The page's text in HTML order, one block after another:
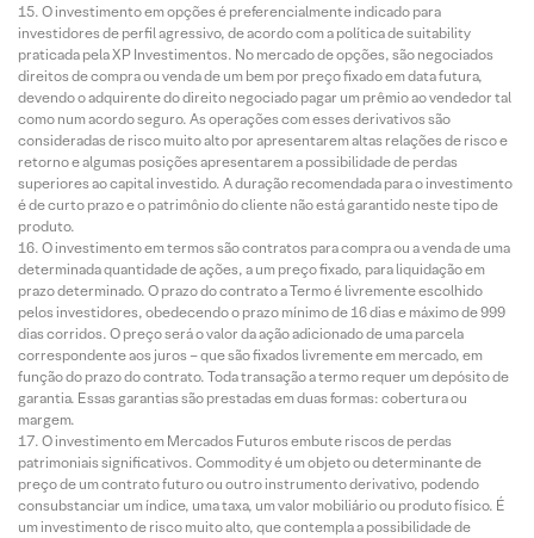
O investimento em opções é preferencialmente indicado para
investidores de perfil agressivo, de acordo com a política de suitability
praticada pela XP Investimentos. No mercado de opções, são negociados
direitos de compra ou venda de um bem por preço fixado em data futura,
devendo o adquirente do direito negociado pagar um prêmio ao vendedor tal
como num acordo seguro. As operações com esses derivativos são
consideradas de risco muito alto por apresentarem altas relações de risco e
retorno e algumas posições apresentarem a possibilidade de perdas
superiores ao capital investido. A duração recomendada para o investimento
é de curto prazo e o patrimônio do cliente não está garantido neste tipo de
produto.
O investimento em termos são contratos para compra ou a venda de uma
determinada quantidade de ações, a um preço fixado, para liquidação em
prazo determinado. O prazo do contrato a Termo é livremente escolhido
pelos investidores, obedecendo o prazo mínimo de 16 dias e máximo de 999
dias corridos. O preço será o valor da ação adicionado de uma parcela
correspondente aos juros – que são fixados livremente em mercado, em
função do prazo do contrato. Toda transação a termo requer um depósito de
garantia. Essas garantias são prestadas em duas formas: cobertura ou
margem.
O investimento em Mercados Futuros embute riscos de perdas
patrimoniais significativos. Commodity é um objeto ou determinante de
preço de um contrato futuro ou outro instrumento derivativo, podendo
consubstanciar um índice, uma taxa, um valor mobiliário ou produto físico. É
um investimento de risco muito alto, que contempla a possibilidade de